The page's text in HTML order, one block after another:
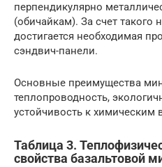
перпендикулярно
(обичайкам). За счет такого
достигается необходимая
сэндвич-панели.
Основные преимущества
теплопроводность,
устойчивость к химическим
Таблица 3.
свойства базальтовой